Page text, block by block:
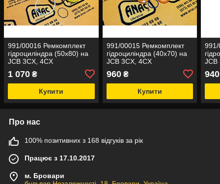
991/00016 Ремкомплект
гідроциліндра (50x80) на
JCB 3CX, 4CX
1 070 ₴
Купити
991/00015 Ремкомплект
гідроциліндра (40x70) на
JCB 3CX, 4CX
960₴
Купити
991/
JCB
940
Про нас
100% позитивних з 168 відгуків за рік
Працює з 17.10.2017
м. Бровари